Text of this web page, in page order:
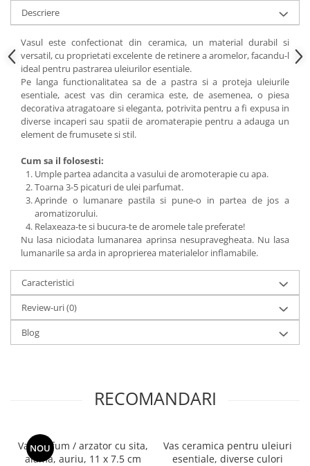
Descriere
Vasul este confectionat din ceramica, un material durabil si
versatil, cu proprietati excelente de retinere a aromelor, facandu-l
ideal pentru pastrarea uleiurilor esentiale.
Pe langa functionalitatea sa de a pastra si a proteja uleiurile
esentiale, acest vas din ceramica este, de asemenea, o piesa
decorativa atragatoare si eleganta, potrivita pentru a fi expusa in
diverse incaperi sau spatii de aromaterapie pentru a adauga un
element de frumusete si stil.
Cum sa il folosesti:
Umple partea adancita a vasului de aromoterapie cu apa.
Toarna 3-5 picaturi de ulei parfumat.
Aprinde o lumanare pastila si pune-o in partea de jos a
aromatizorului.
Relaxeaza-te si bucura-te de aromele tale preferate!
Nu lasa niciodata lumanarea aprinsa nesupravegheata. Nu lasa
lumanarile sa arda in aproprierea materialelor inflamabile.
Caracteristici
Review-uri(0)
Blog
RECOMANDARI
NOU
Vas de fum / arzator cu sita,
alama, auriu, 11 x 7.5 cm
Vas ceramica pentru uleiuri
esentiale, diverse culori